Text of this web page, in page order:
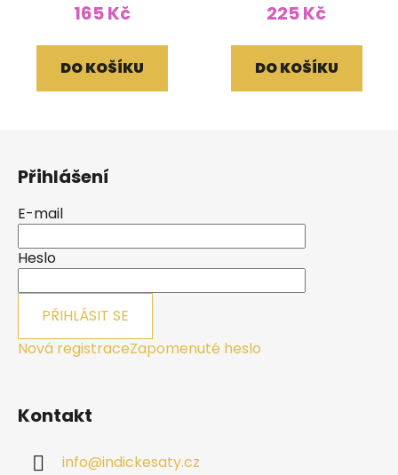
165 Kč
DO KOŠÍKU
225 Kč
DO KOŠÍKU
Přihlášení
E-mail
Heslo
PŘIHLÁSIT SE
Nová registraceZapomenuté heslo
Kontakt
info@indickesaty.cz